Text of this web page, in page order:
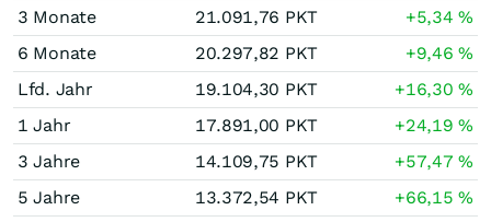
3 Monate
21.091,76 PKT +5,34%
6 Monate
20.297,82 PKT +9,46%
Lfd. Jahr
19.104,30 PKT +16,30%
1 Jahr
17.891,00 PKT +24,19%
3 Jahre
14.109,75 PKT +57,47%
5 Jahre
13.372,54 PKT +66,15%